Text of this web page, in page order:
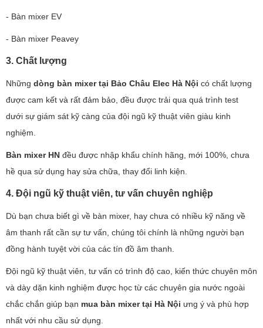
- Bàn mixer EV
- Bàn mixer Peavey
3. Chất lượng
Những dòng bàn mixer tại Bảo Châu Elec Hà Nội có chất lượng
được cam kết và rất đảm bảo, đều được trải qua quá trình test
dưới sự giám sát kỹ càng của đội ngũ kỹ thuật viên giàu kinh
nghiệm.
Bàn mixer HN đều được nhập khẩu chính hãng, mới 100%, chưa
hề qua sử dụng hay sửa chữa, thay đổi linh kiện.
4. Đội ngũ kỹ thuật viên, tư vấn chuyên nghiệp
Dù bạn chưa biết gì về bàn mixer, hay chưa có nhiều kỹ năng về
âm thanh rất cần sự tư vấn, chúng tôi chính là những người bạn
đồng hành tuyệt vời của các tín đồ âm thanh.
Đội ngũ kỹ thuật viên, tư vấn có trình độ cao, kiến thức chuyên môn
và dày dặn kinh nghiệm được học từ các chuyên gia nước ngoài
chắc chắn giúp bạn mua bàn mixer tại Hà Nội ưng ý và phù hợp
nhất với nhu cầu sử dụng.